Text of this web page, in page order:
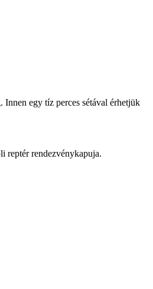
egy tíz perces sétával érhetjük
reptér rendezvénykapuja.